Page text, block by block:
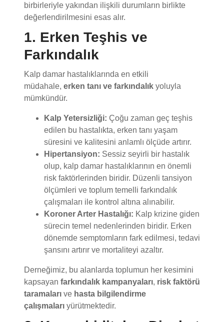
değerlendirilmesini esas alır.
1. Erken Teşhis ve
Farkındalık
Kalp damar hastalıklarında en etkili
müdahale,erken tanı ve farkındalık
mümkündür.
edilen bu hastalıkta, erken tanı yaşam
süresini ve kalitesini anlamlı ölçüde artırır.
Hipertansiyon:Sessiz seyirli bir hastalık
olup, kalp damar hastalıklarının en önemli
risk faktörlerinden biridir. Düzenli tansiyon
ölçümleri ve toplum temelli farkındalık
çalışmaları ile kontrol altına alınabilir.
Koroner Arter Hastalığı:Kalp krizine giden
sürecin temel nedenlerinden biridir. Erken
dönemde semptomların fark edilmesi, tedavi
şansını artırır ve mortaliteyi azaltır.
kapsayanfarkındalık kampanyaları,risk faktörü
taramalarıvehasta bilgilendirme
çalışmalarıyürütmektedir.
2. Komorbiditeler: Diyabet